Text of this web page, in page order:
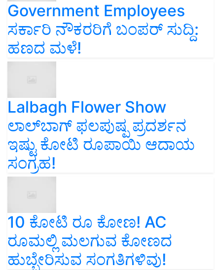
Government Employees
ಸರ್ಕಾರಿ ನೌಕರರಿಗೆ ಬಂಪರ್‌ ಸುದ್ದಿ:
ಹಣದ ಮಳೆ!
Lalbagh Flower Show
ಲಾಲ್‌ಬಾಗ್ ಫಲಪುಷ್ಪ ಪ್ರದರ್ಶನ
ಇಷ್ಟು ಕೋಟಿ ರೂಪಾಯಿ ಆದಾಯ
ಸಂಗ್ರಹ!
10 ಕೋಟಿ ರೂ ಕೋಣ! AC
ರೂಮಲ್ಲಿ ಮಲಗುವ ಕೋಣದ
ಹುಬ್ಬೇರಿಸುವ ಸಂಗತಿಗಳಿವು!